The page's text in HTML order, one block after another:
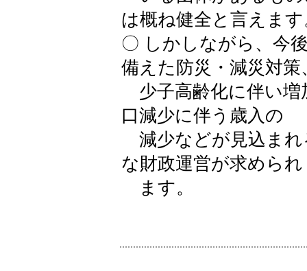
は概ね健全と言えま
〇 しかしながら、今
備えた防災・減災対策
少子高齢化に伴い増
口減少に伴う歳入の
減少などが見込まれ
な財政運営が求められ
ます。